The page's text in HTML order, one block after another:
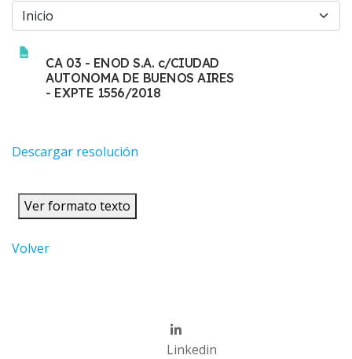
CA 03 - ENOD S.A. c/CIUDAD
AUTONOMA DE BUENOS AIRES
- EXPTE 1556/2018
Descargar resolución
Ver formato texto
Volver
Linkedin